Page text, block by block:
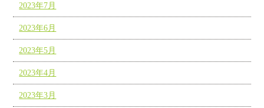
2023年7月
2023年6月
2023年5月
2023年4月
2023年3月